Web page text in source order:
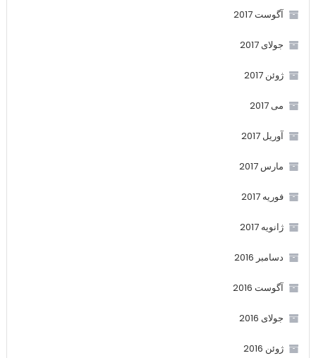
آگوست 2017
جولای 2017
ژوئن 2017
می 2017
آوریل 2017
مارس 2017
فوریه 2017
ژانویه 2017
دسامبر 2016
آگوست 2016
جولای 2016
ژوئن 2016